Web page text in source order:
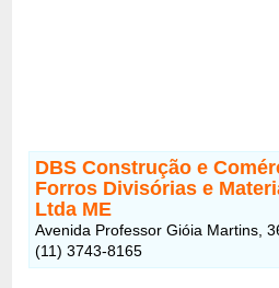
DBS Construção e
Forros Divisórias e
Ltda ME
Avenida Professor Gióia Martins,
(11) 3743-8165